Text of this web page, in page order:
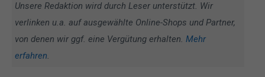
Unsere Redaktion wird durch Leser unterstützt. Wir
verlinken u.a. auf ausgewählte Online-Shops und Partner,
von denen wir ggf. eine Vergütung erhalten. Mehr
erfahren.